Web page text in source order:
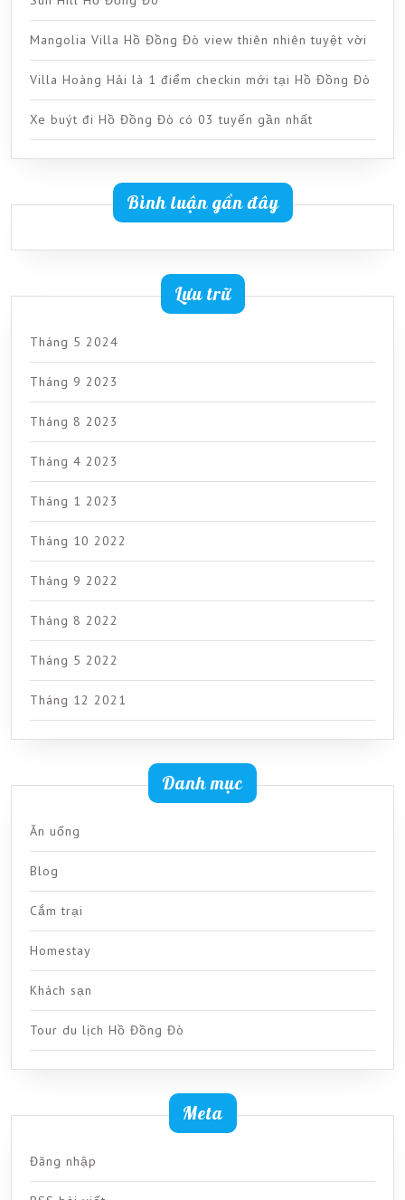
Mangolia Villa Hồ Đồng Đò view thiên nhiên tuyệt vời
Villa Hoàng Hải là 1 điểm checkin mới tại Hồ Đồng Đò
Xe buýt đi Hồ Đồng Đò có 03 tuyến gần nhất
Bình luận gần đây
Lưu trữ
Tháng 5 2024
Tháng 9 2023
Tháng 8 2023
Tháng 4 2023
Tháng 1 2023
Tháng 10 2022
Tháng 9 2022
Tháng 8 2022
Tháng 5 2022
Tháng 12 2021
Danh mục
Ăn uống
Blog
Cắm trại
Homestay
Khách sạn
Tour du lịch Hồ Đồng Đò
Meta
Đăng nhập